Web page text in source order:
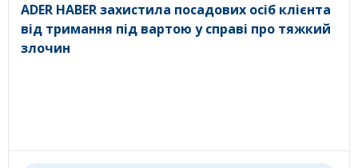
ADER HABER захистила посадових осіб клієнта
від тримання під вартою у справі про тяжкий
злочин